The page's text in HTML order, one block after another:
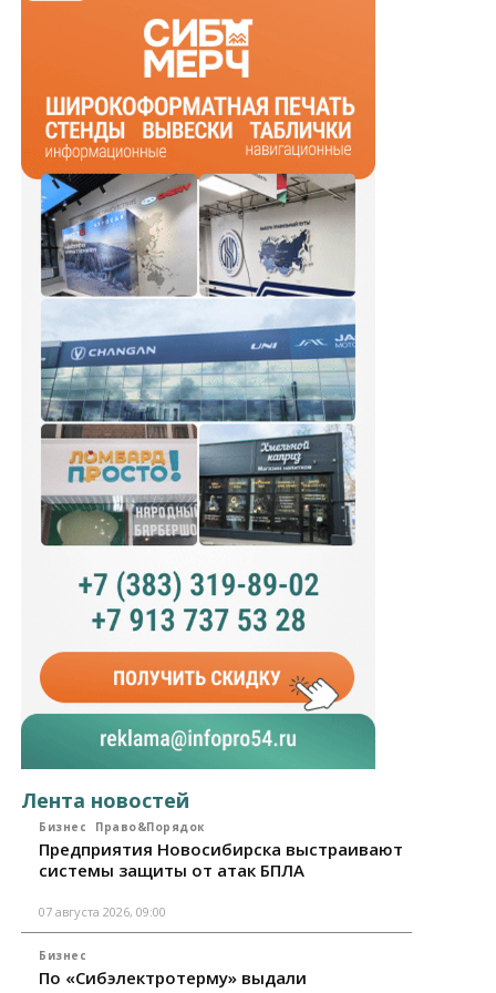
Лента новостей
Бизнес Право&Порядок
Предприятия Новосибирска выстраивают
системы защиты от атак БПЛА
07 августа 2026, 09:00
Бизнес
По «Сибэлектротерму» выдали